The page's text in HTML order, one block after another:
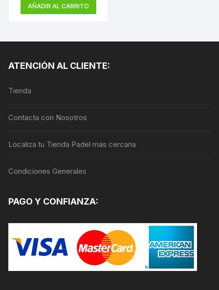
AÑADIR AL CARRITO
ATENCIÓN AL CLIENTE:
Tienda
Contacta con Nosotros
Localiza tu Tienda Padel más cercana
Condiciones Generales
PAGO Y CONFIANZA: